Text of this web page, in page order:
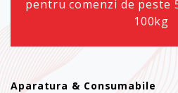
pentru comenzi de peste
100kg
Aparatura & Consumabile